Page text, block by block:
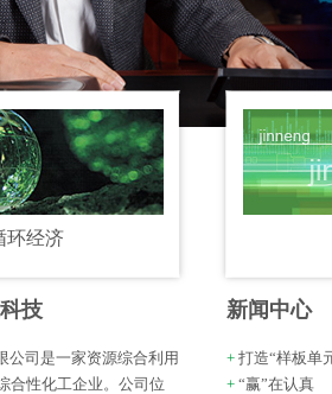
环经济
技
司是一家资源综合利用
合性化工企业。公司位
新闻中心
+ 打造“样板单
+ “赢”在认真